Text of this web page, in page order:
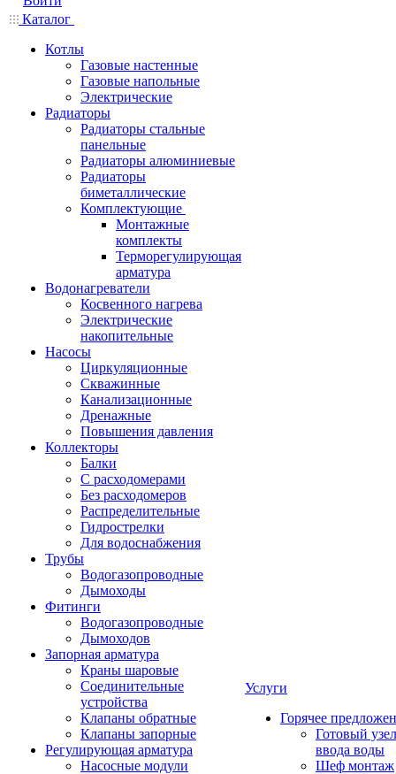
Каталог
Котлы
Газовые настенные
Газовые напольные
Электрические
Радиаторы
Радиаторы стальные
панельные
Радиаторы алюминиевые
Радиаторы
биметаллические
Комплектующие
Монтажные
комплекты
Терморегулирующая
арматура
Водонагреватели
Косвенного нагрева
Электрические
накопительные
Насосы
Циркуляционные
Скважинные
Канализационные
Дренажные
Повышения давления
Коллекторы
Балки
С расходомерами
Без расходомеров
Распределительные
Гидрострелки
Для водоснабжения
Трубы
Водогазопроводные
Дымоходы
Фитинги
Водогазопроводные
Дымоходов
Запорная арматура
Краны шаровые
Соединительные
устройства
Клапаны обратные
Клапаны запорные
Регулирующая арматура
Насосные модули
Услуги
Горячее
Готовый узел
ввода воды
Шеф монтаж